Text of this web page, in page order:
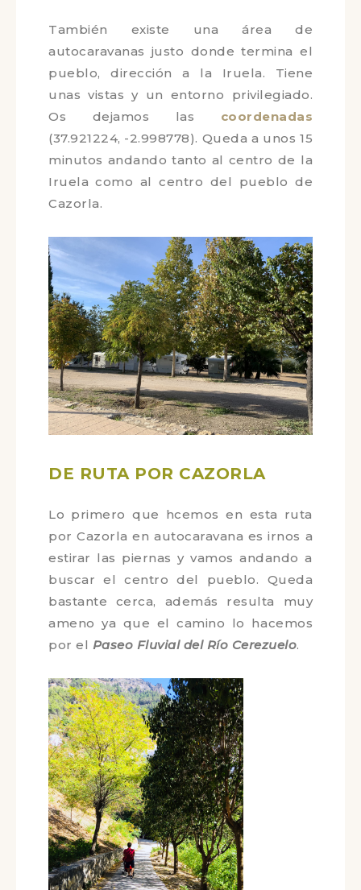
También existe una área de
autocaravanas justo donde termina el
pueblo, dirección a la Iruela. Tiene
unas vistas y un entorno privilegiado.
Os dejamos las coordenadas
(37.921224, -2.998778). Queda a unos
15 minutos andando tanto al centro
pueblo de Cazorla.
DE RUTA POR CAZORLA
Lo primero que hcemos en esta ruta
por Cazorla en autocaravana es irnos
a estirar las piernas y vamos andando
Queda bastante cerca, además
resulta muy ameno ya que el camino
lo hacemos por elPaseo Fluvial del
Río Cerezuelo.